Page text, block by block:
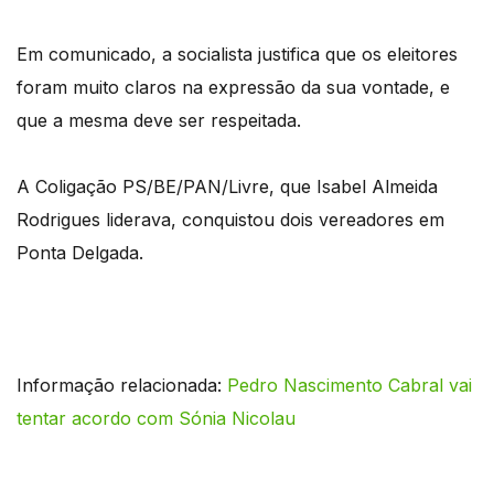
Em comunicado, a socialista justifica que os eleitores
foram muito claros na expressão da sua vontade, e
que a mesma deve ser respeitada.
A Coligação PS/BE/PAN/Livre, que Isabel Almeida
Rodrigues liderava, conquistou dois vereadores em
Ponta Delgada.
Informação relacionada: Pedro Nascimento Cabral vai
tentar acordo com Sónia Nicolau